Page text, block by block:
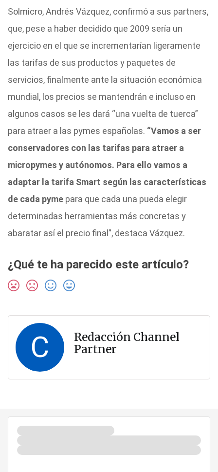
Solmicro, Andrés Vázquez, confirmó a sus partners,
que, pese a haber decidido que 2009 sería un
ejercicio en el que se incrementarían ligeramente
las tarifas de sus productos y paquetes de
servicios, finalmente ante la situación económica
mundial, los precios se mantendrán e incluso en
algunos casos se les dará “una vuelta de tuerca”
para atraer a las pymes españolas. “Vamos a ser
conservadores con las tarifas para atraer a
micropymes y autónomos. Para ello vamos a
adaptar la tarifa Smart según las características
de cada pymepara que cada una pueda elegir
determinadas herramientas más concretas y
abaratar así el precio final”, destaca Vázquez.
¿Qué te ha parecido este artículo?
C
Redacción Channel
Partner